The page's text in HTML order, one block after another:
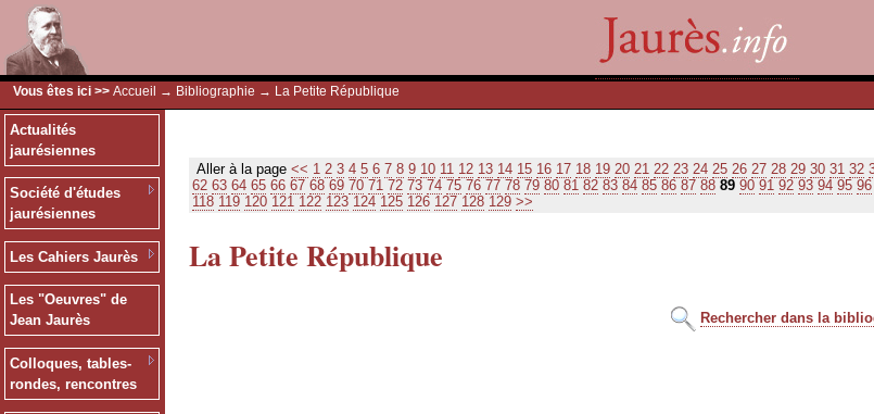
Vous êtes ici >> Accueil → Bibliographie → La Petite République
Actualités
jaurésiennes
Société d'études
jaurésiennes
Les Cahiers Jaurès
Les "Oeuvres" de
Jean Jaurès
Colloques, tables-
rondes, rencontres
Aller à la page << 1 2 3 4 5 6 7 8 9 10 11 12 13 14 15 16 17 18 19 20 21 22 23 24 25 26 27 28 29 30 31 32
62 63 64 65 66 67 68 69 70 71 72 73 74 75 76 77 78 79 80 81 82 83 84 85 86 87 88 89 90 91 92 93 94 95 96
118 119 120 121 122 123 124 125 126 127 128 129 >>
La Petite République
Rechercher dans la